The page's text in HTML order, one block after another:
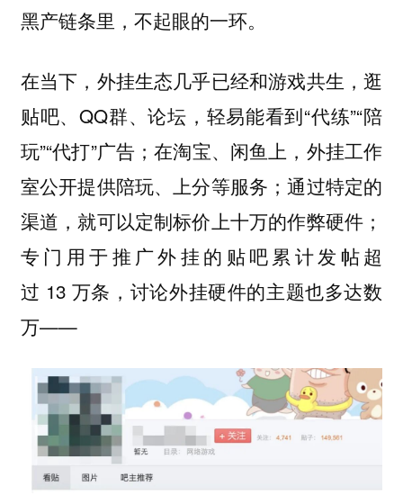
黑产链条里，不起眼的一环。
在当下，外挂生态几乎已经和游戏共生，逛
贴吧、QQ群、论坛，轻易能看到“代练”“陪
玩”“代打”广告；在淘宝、闲鱼上，外挂工作
室公开提供陪玩、上分等服务；通过特定的
渠道，就可以定制标价上十万的作弊硬件；
专门用于推广外挂的贴吧累计发帖超
过 13 万条，讨论外挂硬件的主题也多达数
万——